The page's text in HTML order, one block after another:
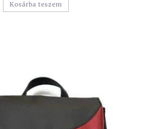
Kosárba teszem